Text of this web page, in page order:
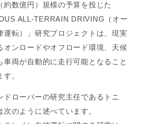
約数億円）規模の予算を投じた
ALL-TERRAIN DRIVING（オー
運転）」研究プロジェクトは、現実
オンロードやオフロード環境、天候
車両が自動的に走行可能となること
。
ドローバーの研究主任であるトニ
次のように述べています。